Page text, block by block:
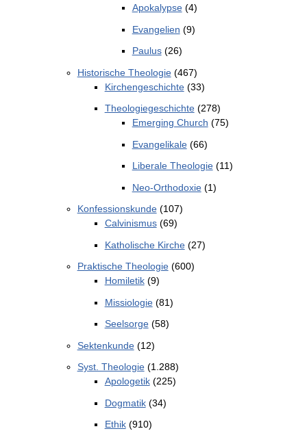
Apokalypse(4)
Evangelien (9)
Paulus(26)
Historische Theologie(467)
Kirchengeschichte(33)
Theologiegeschichte(278)
Emerging Church (75)
Evangelikale(66)
Liberale Theologie(11)
Neo-Orthodoxie(1)
Konfessionskunde(107)
Calvinismus(69)
Katholische Kirche(27)
Praktische Theologie(600)
Homiletik(9)
Missiologie(81)
Seelsorge(58)
Sektenkunde(12)
Syst. Theologie(1.288)
Apologetik(225)
Dogmatik(34)
Ethik(910)